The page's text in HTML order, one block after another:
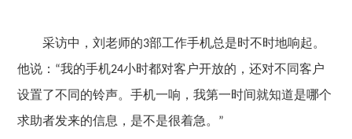
采访中，刘老师的3部工作手机总是时不时地响起。
他说： “我的手机24小时都对客户开放的，还对不同客户
设置了不同的铃声。手机一响，我第一时间就知道是哪个
求助者发来的信息，是不是很着急。 ”